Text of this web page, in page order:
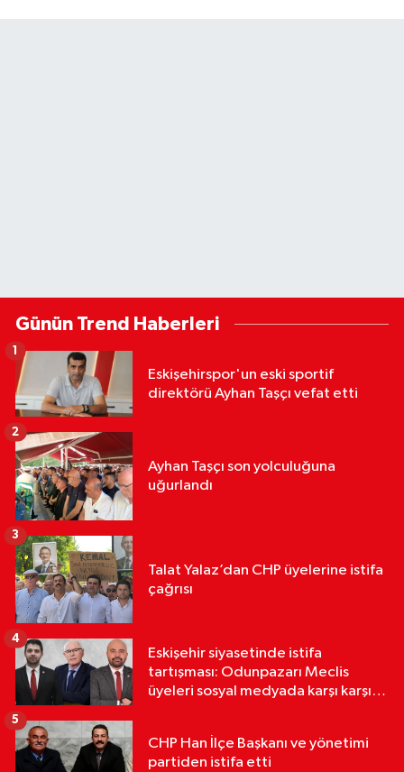
Günün Trend Haberleri
Eskişehirspor'un eski sportif
direktörü Ayhan Taşçı vefat etti
1
Ayhan Taşçı son yolculuğuna
uğurlandı
2
Talat Yalaz’dan CHP üyelerine istifa
çağrısı
3
Eskişehir siyasetinde istifa
tartışması: Odunpazarı Meclis
üyeleri sosyal medyada karşı karşıya
4
CHP Han İlçe Başkanı ve yönetimi
partiden istifa etti
5